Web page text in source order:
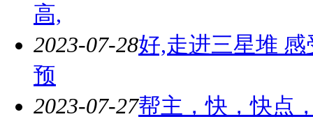
高,
2023-07-28好,走进三星堆
预
2023-07-27帮主，快，快点